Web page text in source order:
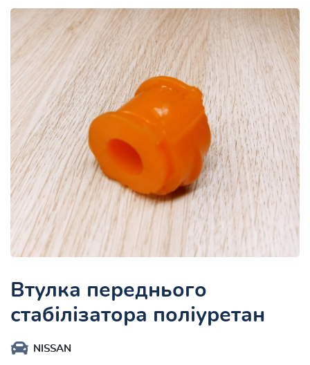
Втулка переднього
стабілізатора поліуретан
NISSAN